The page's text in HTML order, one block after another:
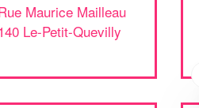
Maurice Mailleau
Le-Petit-Quevilly